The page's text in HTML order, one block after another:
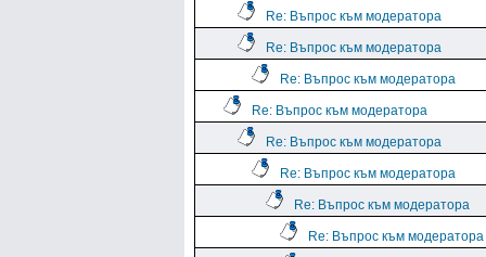
Re: Въпрос към модератора
Re: Въпрос към модератора
Re: Въпрос към модератора
Re: Въпрос към модератора
Re: Въпрос към модератора
Re: Въпрос към модератора
Re: Въпрос към модератора
Re: Въпрос към модератора